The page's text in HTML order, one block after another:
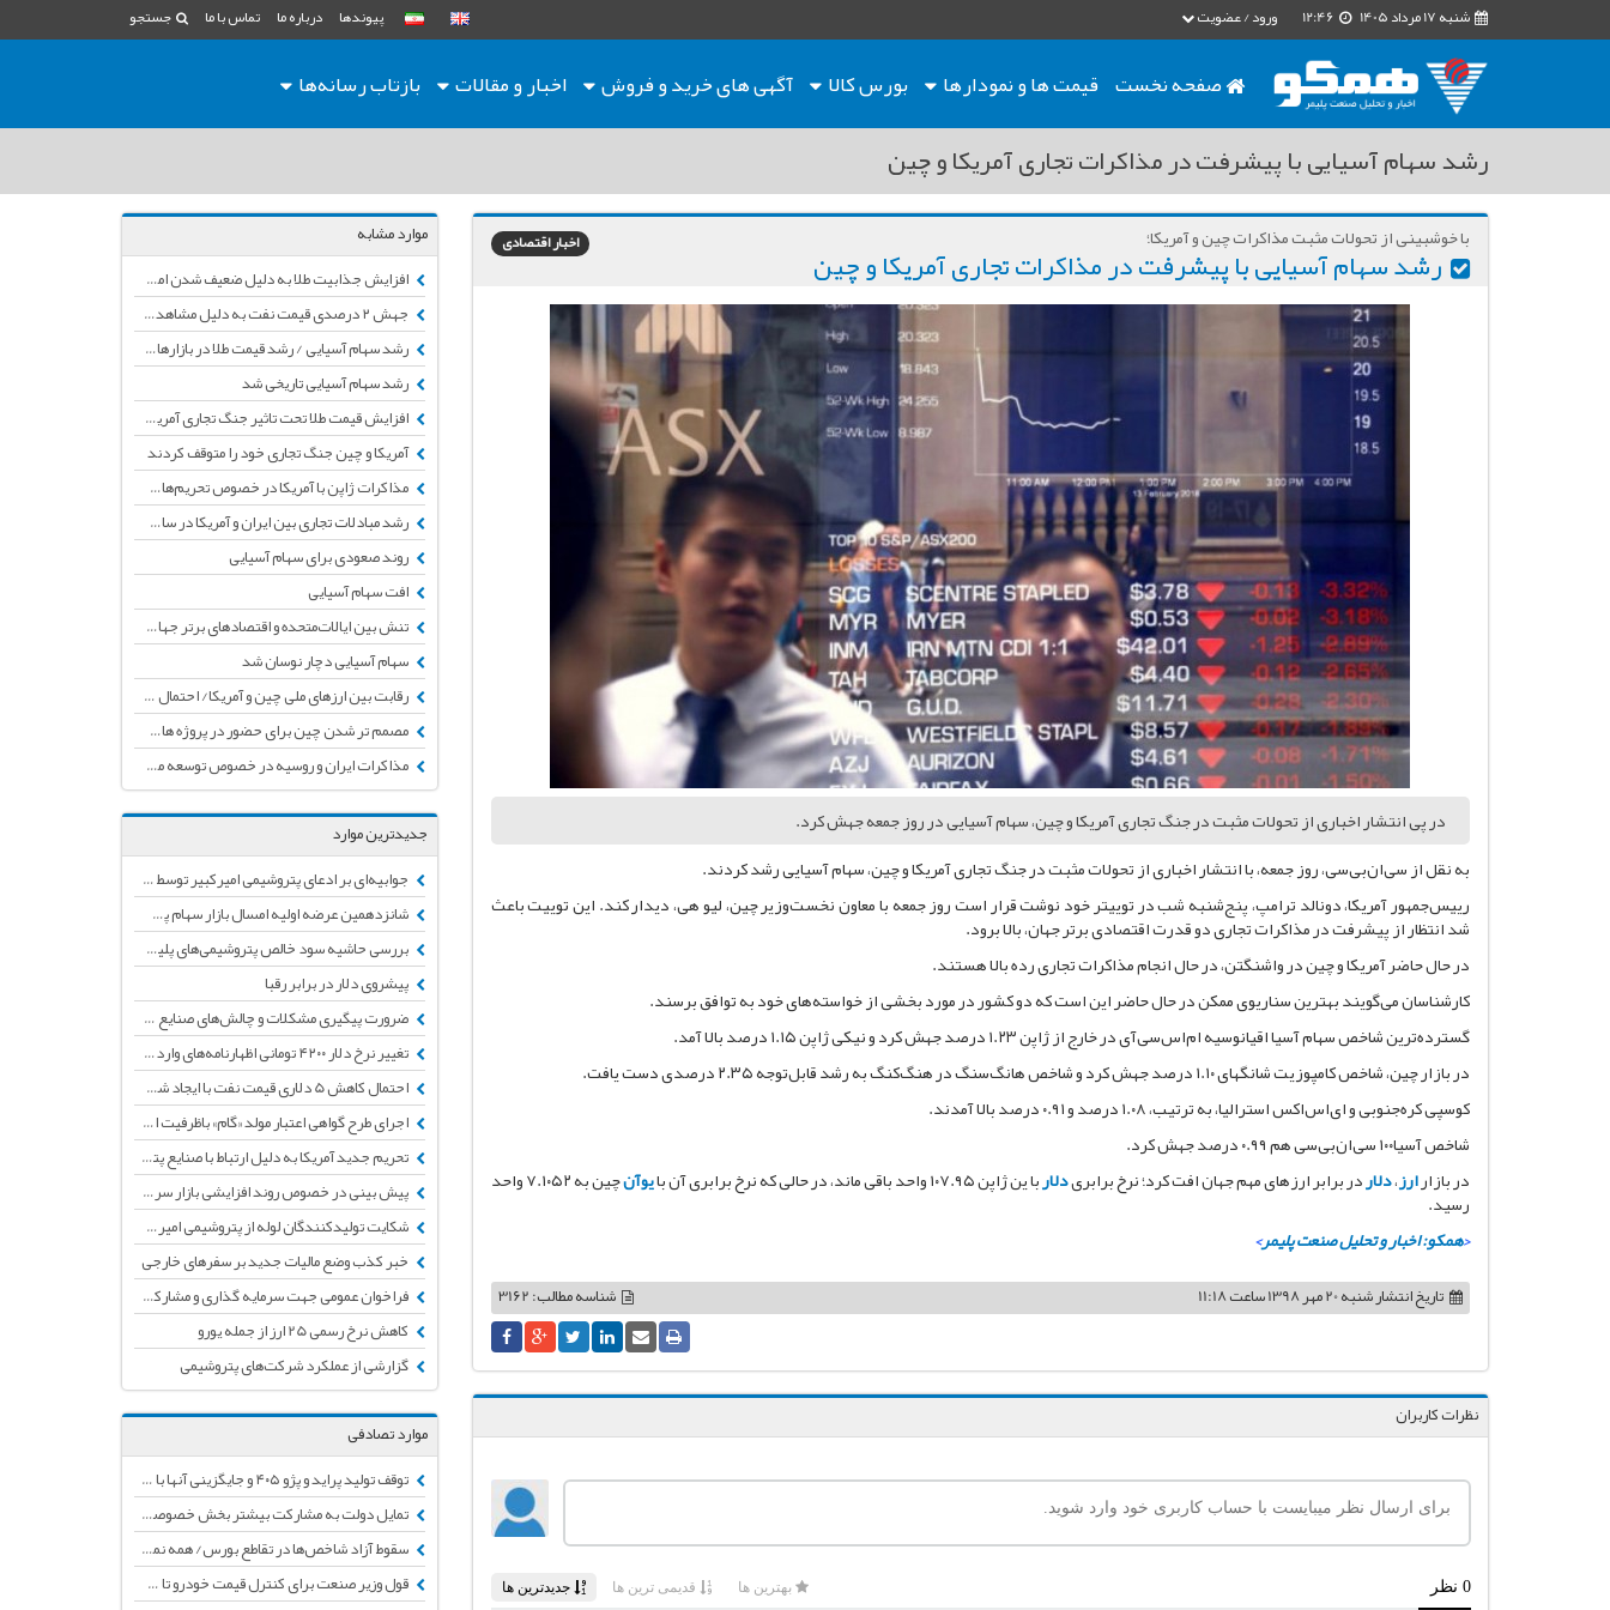
پیوندها درباره ما تماس با ما جستجو شنبه 17 مرداد 1405 ورود / عضویت
صفحه نخست قیمت هاو نمودارها بورس کالا آگهی های خرید و فروش اخبار و مقالات بازتاب رسانه‌ها
رشد سهام آسیایی با پیشرفت در مذاکرات تجاری آمریکا و چین
اخبار اقتصادی با خوشبینی از تحولات مثبت مذاکرات چین و آمریکا؛
رشد سهام آسیایی با پیشرفت در مذاکرات تجاری آمریکا و چین
در پی انتشار اخباری از تحولات مثبت در جنگ تجاری آمریکا و چین، سهام آسیایی در روز جمعه جهش کرد.
به نقل از سی‌ان‌بی‌سی، روز جمعه، با انتشار اخباری از تحولات مثبت در جنگ تجاری آمریکا و چین، سهام آسیایی رشد کردند.
رییس‌جمهور آمریکا، دونالد ترامپ، پنج‌شنبه شب در توییتر خود نوشت قرار است روز جمعه با معاون نخست‌وزیر چین، لیو هی، دیدار کند. این توییت باعث
شد انتظار از پیشرفت در مذاکرات تجاری دو قدرت اقتصادی برتر جهان، بالا برود.
در حال حاضر آمریکا و چین در واشنگتن، در حال انجام مذاکرات تجاری رده بالا هستند.
کارشناسان می‌گویند بهترین سناریوی ممکن در حال حاضر این است که دو کشور در مورد بخشی از خواسته‌های خود به توافق برسند.
گسترده‌ترین شاخص سهام آسیا اقیانوسیه ام‌اس‌سی‌آی در خارج از ژاپن ۱.۲۳ درصد جهش کرد و نیکی ژاپن ۱.۱۵ درصد بالا آمد.
در بازار چین، شاخص کامپوزیت شانگهای ۱.۱۰ درصد جهش کرد و شاخص هانگ‌سنگ در هنگ‌کنگ به رشد قابل‌توجه ۲.۳۵ درصدی دست یافت.
کوسپی کره‌جنوبی و ای‌اس‌اکس استرالیا، به ترتیب، ۱.۰۸ درصد و ۰.۹۱ درصد بالا آمدند.
شاخص آسیا۱۰۰ سی‌ان‌بی‌سی‌ هم ۰.۹۹ درصد جهش کرد.
در بازارارز،دلاردر برابر ارزهای مهم جهان افت کرد؛ نرخ برابریدلاربا ین ژاپن ۱۰۷.۹۵ واحد باقی ماند، در حالی که نرخ برابری آن با یوآن چین به ۷.۱۰۵۲ واحد
رسید.
<همکو: اخبار و تحلیل صنعت پلیمر>
شناسه مطالب: 3162 تاریخ انتشارشنبه 20 مهر 1398 ساعت 11:18
نظرات کاربران
موارد مشابه
افزایش جذابیت طلا به دلیل ضعیف شدن امیدها به پیشرفت مذاکرات تجاری آمریکا و چین
جهش ۲ درصدی قیمت نفت به دلیل مشاهده نشانه‌هایی از پیشرفت در مذاکرات چین و آمریکا
رشد سهام آسیایی / رشد قیمت طلا در بازارهای جهانی
رشد سهام آسیایی تاریخی شد
افزایش قیمت طلا تحت تاثیر جنگ تجاری آمریکا و چین
آمریکا و چین جنگ تجاری خود را متوقف کردند
مذاکرات ژاپن با آمریکا در خصوص تحریم‌های ایران
رشد مبادلات تجاری بین ایران و آمریکا در سال ۲۰۱۸
روند صعودی برای سهام آسیایی
افت سهام آسیایی
تنش‌ بین ایالات‌متحده و اقتصادهای برتر جهان سبب افت سهام آسیایی شد
سهام آسیایی دچار نوسان شد
رقابت بین ارزهای ملی چین و آمریکا/ احتمال تبدیل شدن یوان چین به ارز اصلی ذخیره جهانی
مصمم تر شدن چین برای حضور در پروژه های ایران/ رو کردن گزینه طلایی چین برای آمریکا درصورت فشار برای خروج از پروژه‌های ایران
مذاکرات ایران و روسیه در خصوص توسعه میادین نفتی
جدیدترین موارد
جوابیه‌ای بر ادعای پتروشیمی امیرکبیر توسط انجمن تولید کنندگان لوله و اتصالات پلی‌اتیلن
شانزدهمین عرضه اولیه امسال بازار سهام پس از چند ماه توقف
بررسی حاشیه سود خالص پتروشیمی‌های پلیمرساز + جدول
پیشروی دلار در برابر رقبا
ضرورت پیگیری مشکلات و چالش‌های صنایع پایین دستی پتروشیمی
تغییر نرخ دلار ۴۲۰۰ تومانی اظهارنامه‌های وارداتی به دلار نیمایی
احتمال کاهش 5 دلاری قیمت نفت با ایجاد شوک شیوع ویروس مرگبار کرونا
اجرای طرح گواهی اعتبار مولد «گام» باظرفیت اولیه50 هزار میلیاردتومان تأمین اعتبار شد
تحریم جدید آمریکا به دلیل ارتباط با صنایع پتروشیمی ایران
پیش بینی در خصوص روند افزایشی بازار سرمایه طی ماه‌های آتی
شکایت تولیدکنندگان لوله از پتروشیمی امیرکبیر به دلیل مشکلات کیفی و نداشتن تائیدیه
خبر کذب وضع مالیات جدید بر سفرهای خارجی
فراخوان عمومی جهت سرمایه گذاری و مشارکت در طرح "متانول به پروپیلن(MTP)"
کاهش نرخ رسمی 25 ارز از جمله یورو
گزارشی از عملکرد شرکت‌های پتروشیمی
موارد تصادفی
توقف تولید پراید و پژو ۴۰۵ و جایگزینی آنها با محصولات جدید
تمایل دولت به مشارکت بیشتر بخش خصوصی در صنعت پتروشیمی
سقوط آزاد شاخص‌ها در تقاطع بورس/ همه نماگرها درجا زدند
قول وزیر صنعت برای کنترل قیمت خودرو تا ۳ ماه آینده